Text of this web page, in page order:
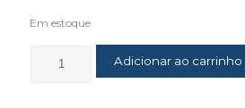
Em estoque
Adicionar ao carrinho